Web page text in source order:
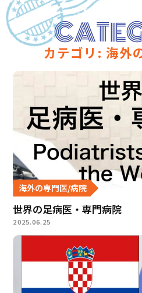
カテゴリ: 海外
海外の専門医/病院
世界の足病医・専門病院
2025.06.25